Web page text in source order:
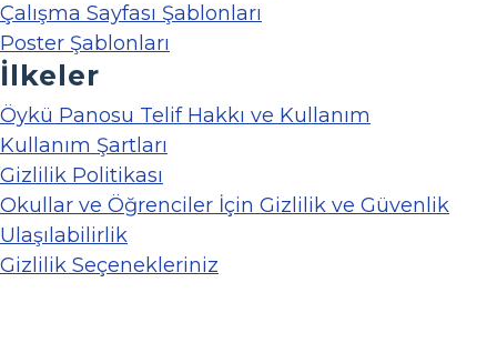
Çalışma Sayfası Şablonları
Poster Şablonları
İlkeler
Öykü Panosu Telif Hakkı ve Kullanım
Kullanım Şartları
Gizlilik Politikası
Okullar ve Öğrenciler İçin Gizlilik ve Güvenlik
Ulaşılabilirlik
Gizlilik Seçenekleriniz